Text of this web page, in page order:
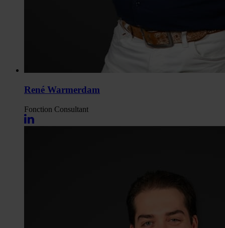
René Warmerdam
Fonction Consultant